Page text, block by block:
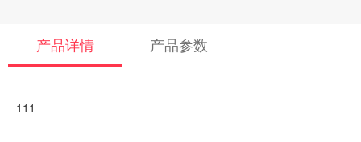
产品详情 产品参数
111